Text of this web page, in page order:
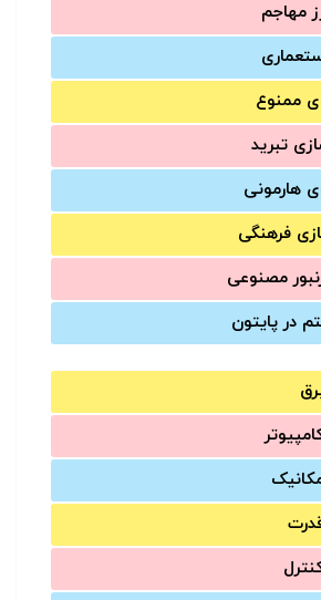
مهاجم
ممنوع
تبرید
هارمونی
فرهنگی
مصنوعی
در پایتون